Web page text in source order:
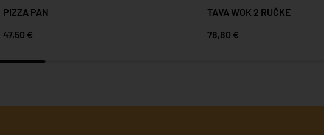
PIZZA PAN
47,50 €
TAVA WOK 2 RUČKE
78,80 €